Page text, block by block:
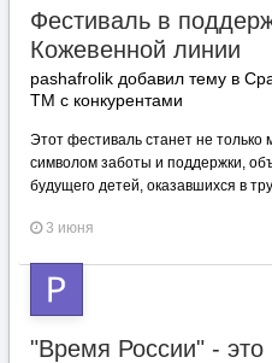
Фестиваль в
Кожевенной линии
pashafrolik добавил тему в
TM с конкурентами
Этот фестиваль станет не
символом заботы и поддержки,
будущего детей, оказавшихся в
3 июня
"Время России" - это